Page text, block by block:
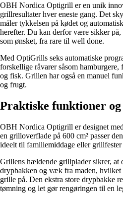
OBH Nordica Optigrill er en unik
grillresultater hver eneste gang. Det
måler tykkelsen på kødet og
herefter. Du kan derfor være sikker
som ønsket, fra rare til well done.
Med OptiGrills seks automatiske
forskellige råvarer såsom
og fisk. Grillen har også en manuel
og frugt.
Praktiske funktioner og
OBH Nordica Optigrill er designet
en grilloverflade på 600 cm² passer
ideelt til familiemiddage eller grillfester
Grillens hældende grillplader sikrer, at
drypbakken og væk fra maden, hvilket
grille på. Den ekstra store drypbakke
tømning og let gør rengøringen til en